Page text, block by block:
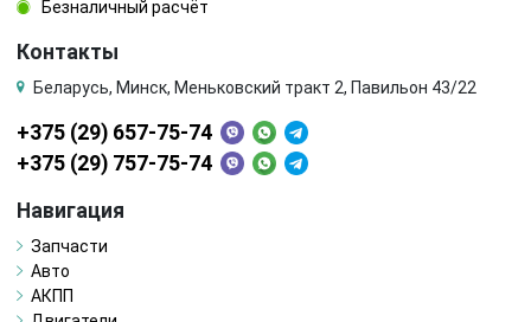
Безналичный расчёт
Контакты
Беларусь, Минск, Меньковский тракт 2, Павильон 43/22
+375 (29) 657-75-74
+375 (29) 757-75-74
Навигация
Запчасти
Авто
АКПП